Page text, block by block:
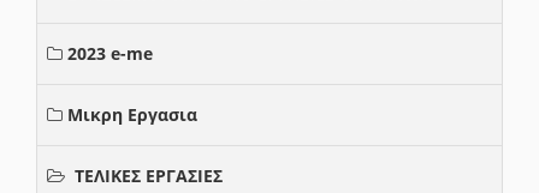
2023 e-me
Μικρη Εργασια
ΤΕΛΙΚΕΣ ΕΡΓΑΣΙΕΣ